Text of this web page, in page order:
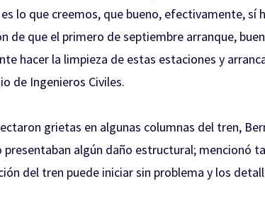
lo que creemos, que bueno, efectivamente, sí
de que el primero de septiembre arranque,
hacer la limpieza de estas estaciones y
de Ingenieros Civiles.
grietas en algunas columnas del tren,
presentaban algún daño estructural; mencionó
del tren puede iniciar sin problema y los